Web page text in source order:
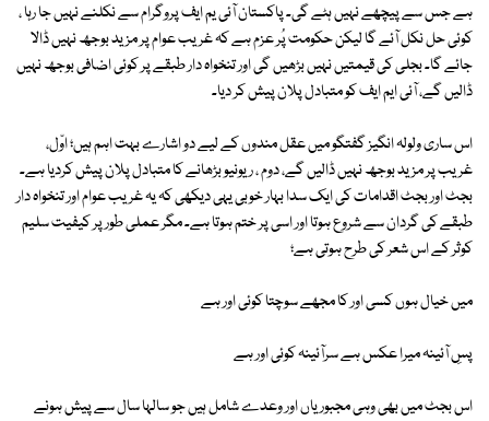
ہے جس سے پیچھے نہیں ہٹے گی۔ پاکستان آئی یم ایف پروگرام سے نکلنے نہیں جا رہا ،
کوئی حل نکل آئے گا لیکن حکومت پُر عزم ہے کہ غریب عوام پر مزید بوجھ نہیں ڈالا
جائے گا۔ بجلی کی قیمتیں نہیں بڑھیں گی اور تنخواہ دار طبقے پر کوئی اضافی بوجھ نہیں
ڈالیں گے، آئی ایم ایف کو متبادل پلان پیش کر دیا۔
اس ساری ولولہ انگیز گفتگو میں عقل مندوں کے لیے دو اشارے بہت اہم ہیں؛ اوّل،
غریب پر مزید بوجھ نہیں ڈالیں گے، دوم ، ریونیو بڑھانے کا متبادل پلان پیش کردیا ہے۔
بجٹ اور بجٹ اقدامات کی ایک سدا بہار خوبی یہی دیکھی کہ یہ غریب عوام اور تنخواہ دار
طبقے کی گردان سے شروع ہوتا اور اسی پر ختم ہوتا ہے۔ مگر عملی طور پر کیفیت سلیم
کوثر کے اس شعر کی طرح ہوتی ہے؛
میں خیال ہوں کسی اور کا مجھے سوچتا کوئی اور ہے
پسِ آئینہ میرا عکس ہے سرآئینہ کوئی اور ہے
اس بجٹ میں بھی وہی مجبوریاں اور وعدے شامل ہیں جو سالہا سال سے پیش ہونے